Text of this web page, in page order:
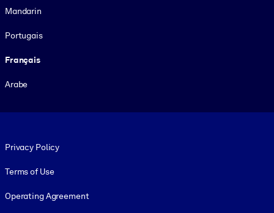
Mandarin
Portugais
Français
Arabe
Privacy Policy
Terms of Use
Operating Agreement